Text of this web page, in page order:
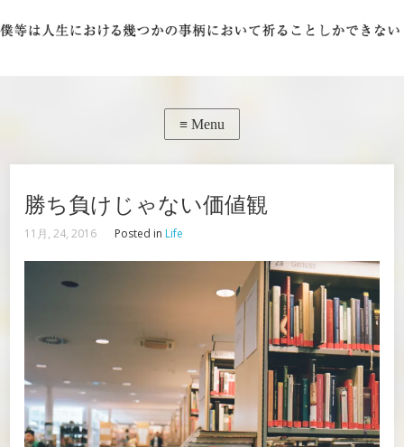
勝ち負けじゃない価値観
11月, 24, 2016 Posted in Life